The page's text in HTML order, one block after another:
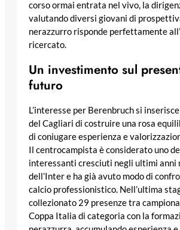
corso ormai entrata nel vivo, la
valutando diversi giovani di
nerazzurro risponde perfettamente
ricercato.
Un investimento sul
futuro
L’interesse per Berenbruch si
del Cagliari di costruire una rosa
di coniugare esperienza e
Il centrocampista è considerato uno
interessanti cresciuti negli ultimi anni
dell’Inter e ha già avuto modo di
calcio professionistico. Nell’ultima
collezionato 29 presenze tra
Coppa Italia di categoria con la